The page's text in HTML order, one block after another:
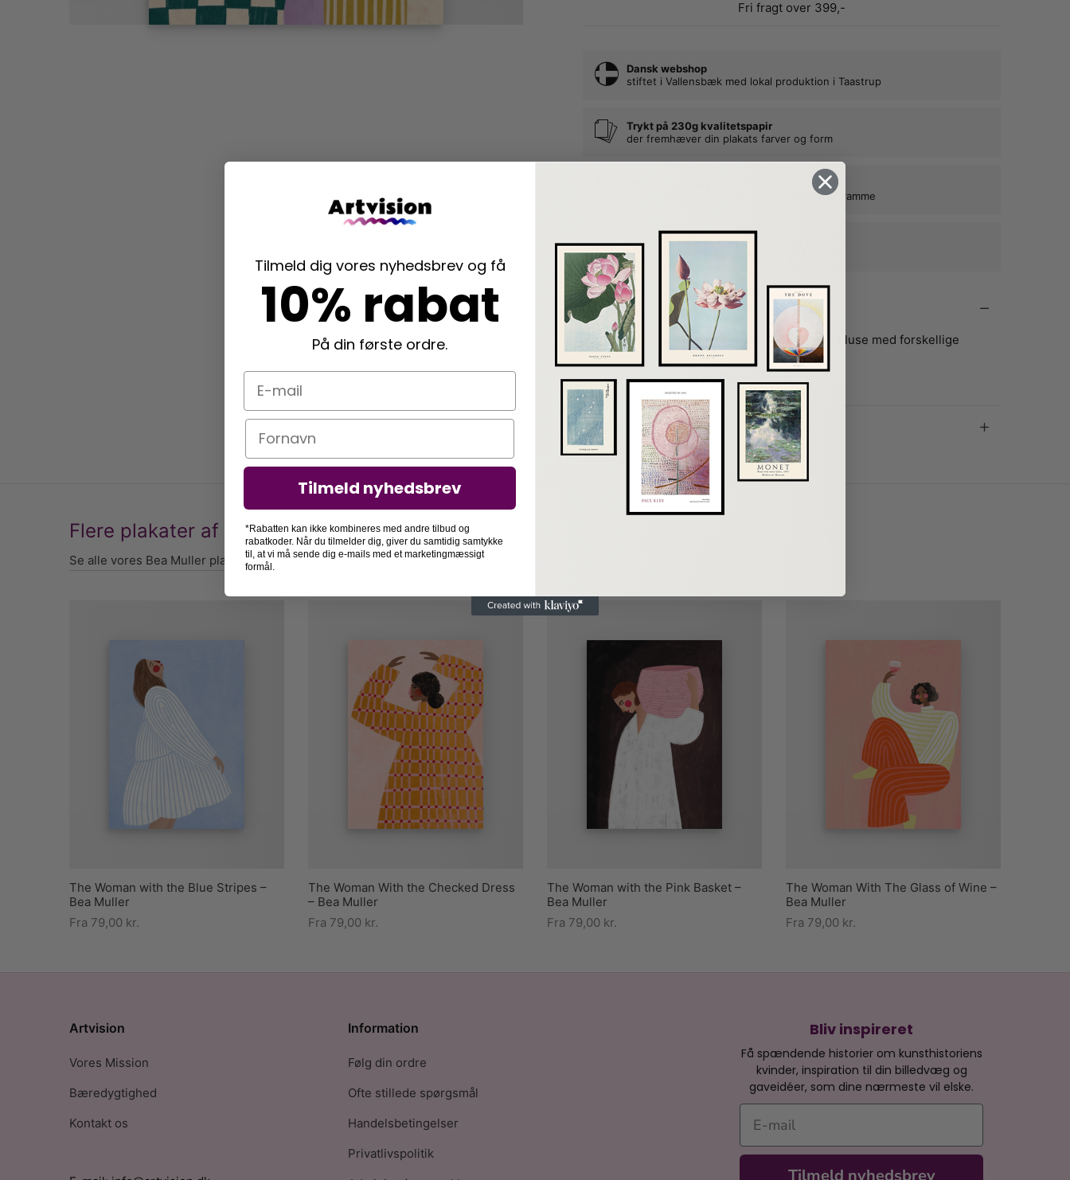
Fri fragt over 399,-
Dansk webshop
stiftet i Vallensbæk med lokal produktion i Taastrup
Trykt på 230g kvalitetspapir
der fremhæver din plakats farver og form
vi rammer din plakat ind, når du tilkøber en ramme
Langtidsholdbare rammer i egetræ
der beskytter dine plakater mange år frem
Beskrivelse
Bea Muller plakat med en kvinde i en “funky” bluse med forskellige
mønstre og farver.
Blusen har 80’er snit og skulderpuder.
Detaljer
Flere plakater af Bea Muller
Se alle vores Bea Muller plakater her
The Woman with the Blue Stripes –
Bea Muller
Fra 79,00 kr.
The Woman With the Checked Dress
– Bea Muller
Fra 79,00 kr.
The Woman with the Pink Basket –
Bea Muller
Fra 79,00 kr.
The Woman With The Glass of Wine –
Bea Muller
Fra 79,00 kr.
Bliv inspireret
Få spændende historier om kunsthistoriens
kvinder, inspiration til din billedvæg og
gaveidéer, som dine nærmeste vil elske.
E-mail
Tilmeld nyhedsbrev
Information
Følg din ordre
Ofte stillede spørgsmål
Handelsbetingelser
Privatlivspolitik
Artvision
Vores Mission
Bæredygtighed
Kontakt os
Tilmeld dig vores nyhedsbrev og få
10% rabat
På din første ordre.
E-mail
Navn
Tilmeld nyhedsbrev
*Rabatten kan ikke kombineres med andre tilbud og
rabatkoder. Når du tilmelder dig, giver du samtidig samtykke
til, at vi må sende dig e-mails med et marketingmæssigt
formål.